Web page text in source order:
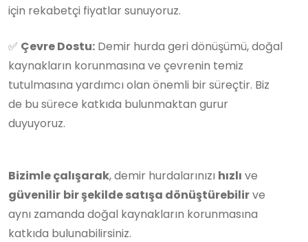
için rekabetçi fiyatlar sunuyoruz.
✅ Çevre Dostu: Demir hurda geri dönüşümü, doğal
kaynakların korunmasına ve çevrenin temiz
tutulmasına yardımcı olan önemli bir süreçtir. Biz
de bu sürece katkıda bulunmaktan gurur
duyuyoruz.
Bizimle çalışarak, demir hurdalarınızı hızlı ve
güvenilir bir şekilde satışa dönüştürebilirve
aynı zamanda doğal kaynakların korunmasına
katkıda bulunabilirsiniz.